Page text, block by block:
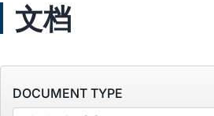
文档
DOCUMENT TYPE